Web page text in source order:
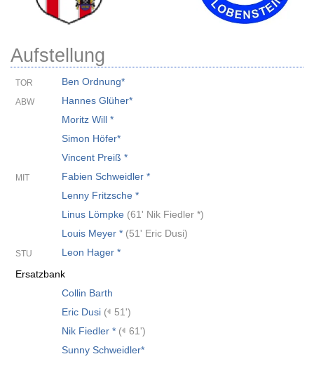
Aufstellung
TOR Ben Ordnung*
ABW
Hannes Glüher*
Moritz Will *
Simon Höfer*
Vincent Preiß *
MIT
Fabien Schweidler *
Lenny Fritzsche *
Linus Lömpke (61' Nik Fiedler *)
Louis Meyer * (51' Eric Dusi)
STU
Leon Hager *
Ersatzbank
Collin Barth
Eric Dusi (
51')
Nik Fiedler * (
61')
Sunny Schweidler*